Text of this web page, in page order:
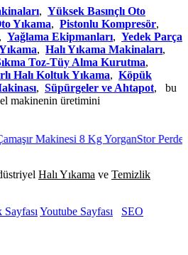
, Yüksek Basınçlı Oto
Yıkama, Pistonlu Kompresör,
Yağlama Ekipmanları, Yedek Parça
, Halı Yıkama Makinaları,
Toz-Tüy Alma Kurutma,
Halı Koltuk Yıkama, Köpük
, Süpürgeler ve Ahtapot, bu
makinenin üretimini
Makinesi 8 Kg YorganStor Perde
Halı Yıkama ve Temizlik
SayfasıYoutube Sayfası SEO